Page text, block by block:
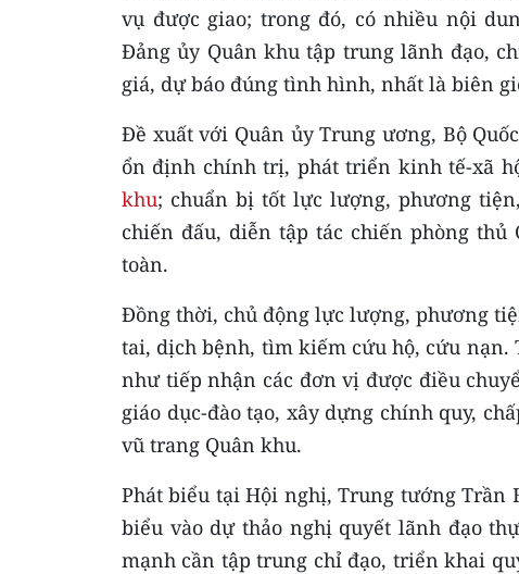
vụ được giao; trong đó, có nhiều nội
Đảng ủy Quân khu tập trung lãnh đạo,
giá, dự báo đúng tình hình, nhất là biên
Đề xuất với Quân ủy Trung ương, Bộ
ổn định chính trị, phát triển kinh tế-xã
khu; chuẩn bị tốt lực lượng, phương
chiến đấu, diễn tập tác chiến phòng
toàn.
Đồng thời, chủ động lực lượng, phương
tai, dịch bệnh, tìm kiếm cứu hộ, cứu nạn.
như tiếp nhận các đơn vị được điều
giáo dục-đào tạo, xây dựng chính quy,
vũ trang Quân khu.
Phát biểu tại Hội nghị, Trung tướng Trần
biểu vào dự thảo nghị quyết lãnh đạo
mạnh cần tập trung chỉ đạo, triển khai